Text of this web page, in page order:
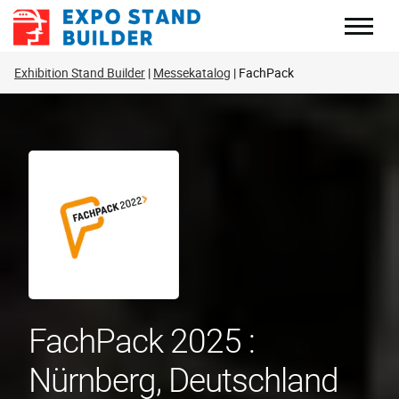
Zum
Inhalt
Exhibition Stand Builder Messekatalog FachPack
FachPack 2025 :
Nürnberg, Deutschland